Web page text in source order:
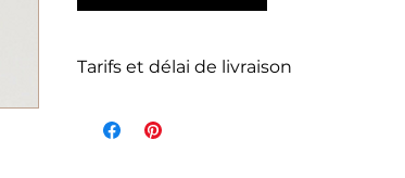
Tarifs et délai de livraison
de l'article et dépend du poids total de